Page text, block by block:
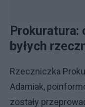
byłych
Rzeczniczka
Adamiak,
zostały